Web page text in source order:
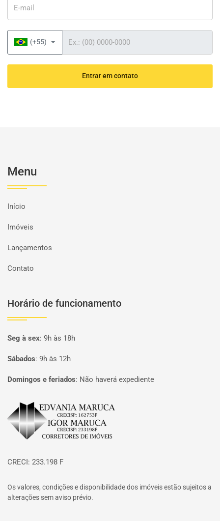
(+55)
Entrar em contato
Menu
Início
Imóveis
Lançamentos
Contato
Horário de funcionamento
Seg à sex: 9h às 18h
Sábados: 9h às 12h
Domingos e feriados: Não haverá expediente
Página inicial
CRECI: 233.198 F
Os valores, condições e disponibilidade dos imóveis estão sujeitos a
alterações sem aviso prévio.